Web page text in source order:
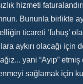
hizmeti
Bununla birlikte
ticareti ‘fuhuş’
aykırı olacağı için
yani “Ayıp”
sağlamak için